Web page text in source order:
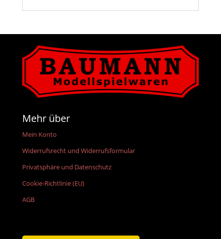
Mehr über
Mein Konto
Widerrufsrecht und Widerrufsformular
Privatsphäre und Datenschutz
Cookie-Richtlinie (EU)
AGB